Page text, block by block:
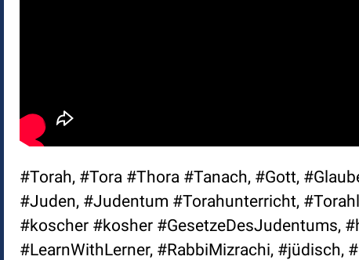
#Torah, #Tora #Thora #Tanach, #Gott,
#Juden, #Judentum #Torahunterricht,
#koscher #kosher #GesetzeDesJudentums,
#LearnWithLerner, #RabbiMizrachi, #jüdisch,